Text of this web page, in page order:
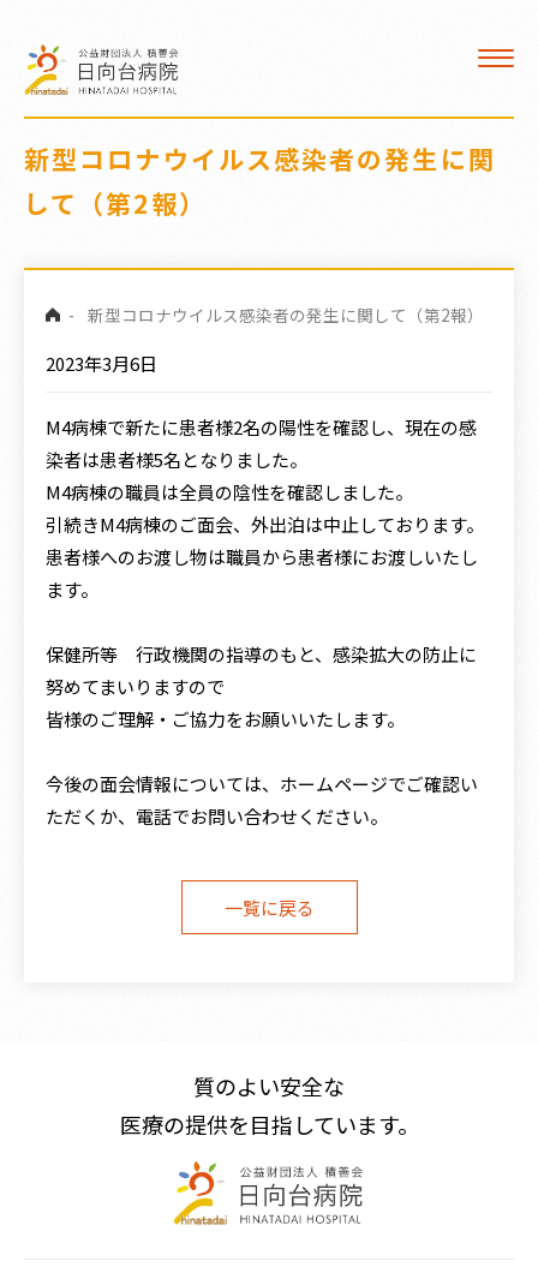
護部
イケア
療福祉相談室
通案内
員募集
院広報誌
問看護 ひなた
241-0014 横浜市旭区市沢町1081
mail／hinata@green.ocn.ne.jp
新型コロナウイルス感染者の発生に関
して（第2報）
- 新型コロナウイルス感染者の発生に関して（第2報）
2023年3月6日
M4病棟で新たに患者様2名の陽性を確認し、現在の感
染者は患者様5名となりました。
M4病棟の職員は全員の陰性を確認しました。
引続きM4病棟のご面会、外出泊は中止しております。
患者様へのお渡し物は職員から患者様にお渡しいたし
ます。
保健所等 行政機関の指導のもと、感染拡大の防止に
努めてまいりますので
皆様のご理解・ご協力をお願いいたします。
今後の面会情報については、ホームページでご確認い
ただくか、電話でお問い合わせください。
一覧に戻る
質のよい安全な
医療の提供を目指しています。